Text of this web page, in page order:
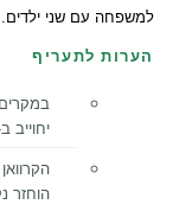
למשפחה עם שני ילדים.
הערות לתעריף
יחוייב
הוחזר